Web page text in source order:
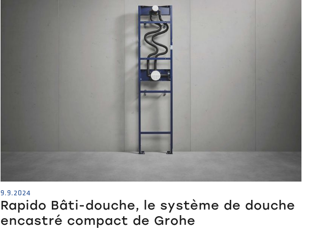
9.9.2024
Rapido Bâti-douche, le système de douche
encastré compact de Grohe